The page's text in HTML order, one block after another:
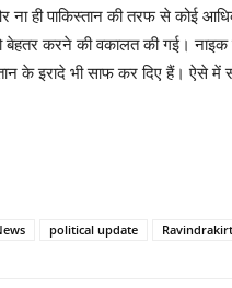
ही पाकिस्तान की तरफ से कोई
बेहतर करने की वकालत की गई। नाइक
के इरादे भी साफ कर दिए हैं। ऐसे में
political update